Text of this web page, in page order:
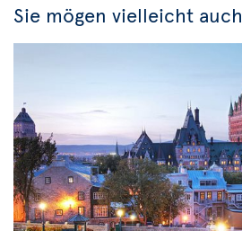
Sie mögen vielleicht auch